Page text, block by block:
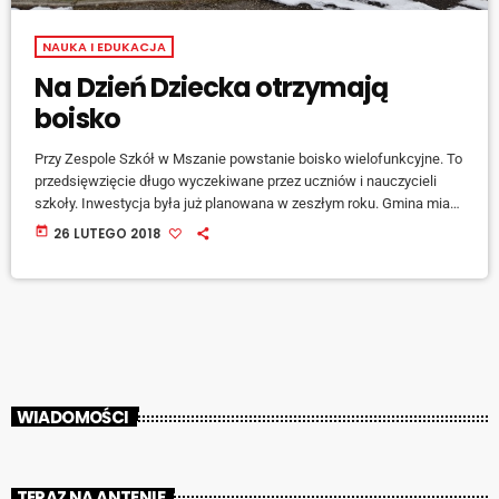
NAUKA I EDUKACJA
Na Dzień Dziecka otrzymają
boisko
Przy Zespole Szkół w Mszanie powstanie boisko wielofunkcyjne. To
przedsięwzięcie długo wyczekiwane przez uczniów i nauczycieli
szkoły. Inwestycja była już planowana w zeszłym roku. Gmina miała
zabezpieczone środki na inwestycje oraz pozyskała dofinansowanie
today 26 LUTEGO 2018
WIADOMOŚCI